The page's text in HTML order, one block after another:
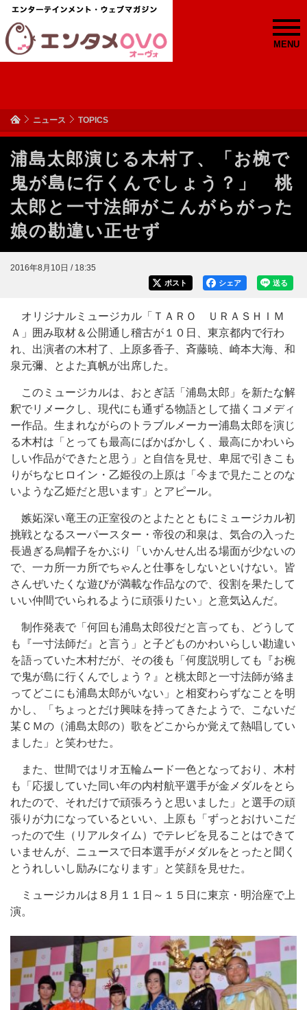
MENU
ニュース TOPICS
浦島太郎演じる木村了、「お椀で
鬼が島に行くんでしょう？」 桃
太郎と一寸法師がこんがらがった
娘の勘違い正せず
2016年8月10日 / 18:35
送る
シェア
ポスト
オリジナルミュージカル「ＴＡＲＯ ＵＲＡＳＨＩＭ
Ａ」囲み取材＆公開通し稽古が１０日、東京都内で行わ
れ、出演者の木村了、上原多香子、斉藤暁、崎本大海、和
泉元彌、とよた真帆が出席した。
このミュージカルは、おとぎ話「浦島太郎」を新たな解
釈でリメークし、現代にも通ずる物語として描くコメディ
ー作品。生まれながらのトラブルメーカー浦島太郎を演じ
る木村は「とっても最高にばかばかしく、最高にかわいら
しい作品ができたと思う」と自信を見せ、卑屈で引きこも
りがちなヒロイン・乙姫役の上原は「今まで見たことのな
いような乙姫だと思います」とアピール。
嫉妬深い竜王の正室役のとよたとともにミュージカル初
挑戦となるスーパースター・帝役の和泉は、気合の入った
長過ぎる烏帽子をかぶり「いかんせん出る場面が少ないの
で、一カ所一カ所でちゃんと仕事をしないといけない。皆
さんぜいたくな遊びが満載な作品なので、役割を果たして
いい仲間でいられるように頑張りたい」と意気込んだ。
制作発表で「何回も浦島太郎役だと言っても、どうして
も『一寸法師だ』と言う」と子どものかわいらしい勘違い
を語っていた木村だが、その後も「何度説明しても『お椀
で鬼が島に行くんでしょう？』と桃太郎と一寸法師が絡ま
ってどこにも浦島太郎がいない」と相変わらずなことを明
かし、「ちょっとだけ興味を持ってきたようで、こないだ
某ＣＭの（浦島太郎の）歌をどこからか覚えて熱唱してい
ました」と笑わせた。
また、世間ではリオ五輪ムード一色となっており、木村
も「応援していた同い年の内村航平選手が金メダルをとら
れたので、それだけで頑張ろうと思いました」と選手の頑
張りが力になっているといい、上原も「ずっとおけいこだ
ったので生（リアルタイム）でテレビを見ることはできて
いませんが、ニュースで日本選手がメダルをとったと聞く
とうれしいし励みになります」と笑顔を見せた。
ミュージカルは８月１１日～１５日に東京・明治座で上
演。